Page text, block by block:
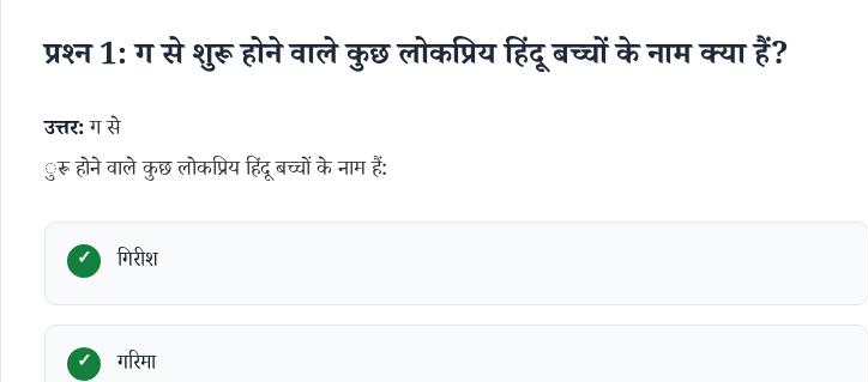
प्रश्न 1: ग से शुरू होने वाले कुछ लोकप्रिय हिंदू बच्चों के नाम क्या हैं?
उत्तर:ग से
ुरू होने वाले कुछ लोकप्रिय हिंदू बच्चों के नाम हैं:
गिरीश
गरिमा